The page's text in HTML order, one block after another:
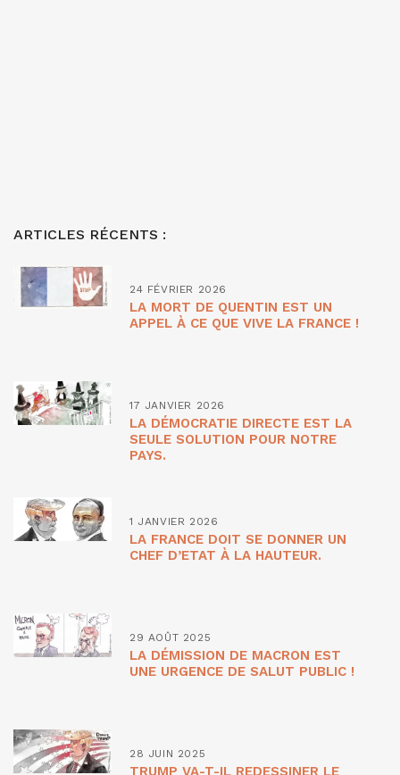
ARTICLES RÉCENTS :
24 FÉVRIER 2026
LA MORT DE QUENTIN EST UN
APPEL À CE QUE VIVE LA FRANCE !
17 JANVIER 2026
LA DÉMOCRATIE DIRECTE EST LA
SEULE SOLUTION POUR NOTRE
PAYS.
1 JANVIER 2026
LA FRANCE DOIT SE DONNER UN
CHEF D’ETAT À LA HAUTEUR.
29 AOÛT 2025
LA DÉMISSION DE MACRON EST
UNE URGENCE DE SALUT PUBLIC !
28 JUIN 2025
TRUMP VA-T-IL REDESSINER LE